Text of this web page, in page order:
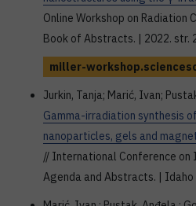
Online Workshop on Radiation
Book of Abstracts. | 2022. str.
miller-
Jurkin, Tanja; Marić, Ivan;
Gamma-irradiation synthesis
nanoparticles, gels and
// International Conference on
Agenda and Abstracts. | Idaho